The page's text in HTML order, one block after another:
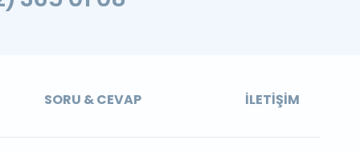
SORU & CEVAP İLETIŞIM